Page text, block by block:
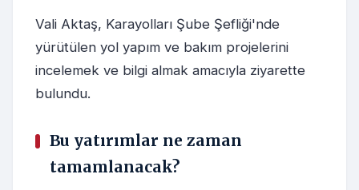
Vali Aktaş, Karayolları Şube Şefliği'nde
yürütülen yol yapım ve bakım projelerini
incelemek ve bilgi almak amacıyla ziyarette
bulundu.
Bu yatırımlar ne zaman
tamamlanacak?